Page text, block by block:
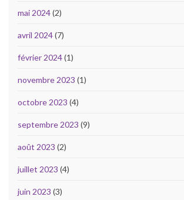
mai 2024(2)
avril 2024(7)
février 2024(1)
novembre 2023 (1)
octobre 2023 (4)
septembre 2023 (9)
août 2023 (2)
juillet 2023 (4)
juin 2023 (3)